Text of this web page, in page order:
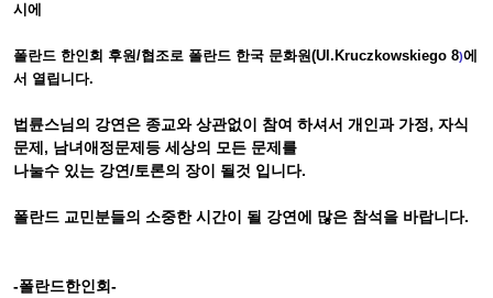
시에
폴란드 한인회 후원/협조로 폴란드 한국 문화원(Ul.Kruczkowskiego 8)에
서 열립니다.
법륜스님의 강연은 종교와 상관없이 참여 하셔서 개인과 가정, 자식
문제, 남녀애정문제등 세상의 모든 문제를
나눌수 있는 강연/토론의 장이 될것 입니다.
폴란드 교민분들의 소중한 시간이 될 강연에 많은 참석을 바랍니다.
-폴란드한인회-